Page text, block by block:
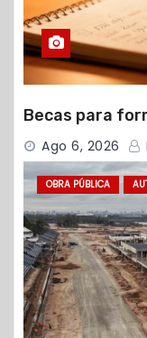
Becas para
Ago 6, 2026
OBRA PÚBLICA